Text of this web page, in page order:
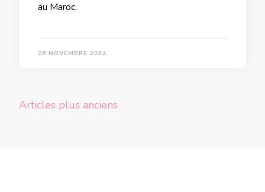
au Maroc.
28 NOVEMBRE 2024
Navigation
Articles plus anciens